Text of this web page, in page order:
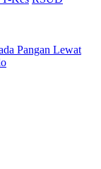
Pangan Lewat